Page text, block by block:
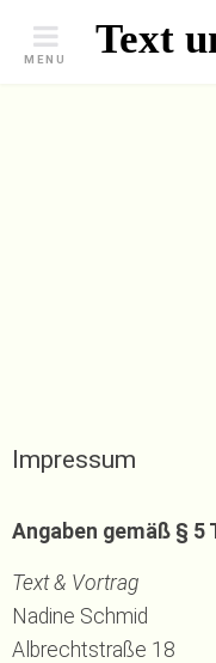
content
Text
MENU
Impressum
Angaben gemäß § 5
Text & Vortrag
Nadine Schmid
Albrechtstraße 18